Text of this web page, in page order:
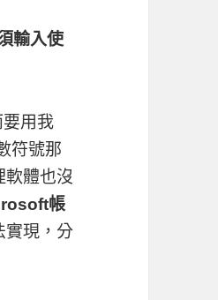
輸入使
用我
符號那
軟體也沒
帳
實現，分